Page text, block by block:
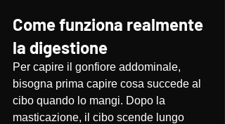
Come funziona realmente
la digestione
Per capire il gonfiore addominale,
bisogna prima capire cosa succede al
cibo quando lo mangi. Dopo la
masticazione, il cibo scende lungo